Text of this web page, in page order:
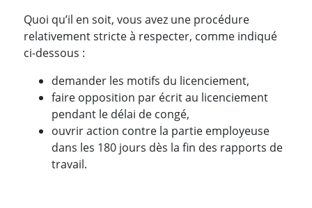
Quoi qu’il en soit, vous avez une procédure
relativement stricte à respecter, comme indiqué
ci-dessous :
demander les motifs du licenciement,
faire opposition par écrit au licenciement
pendant le délai de congé,
ouvrir action contre la partie employeuse
dans les 180 jours dès la fin des rapports de
travail.